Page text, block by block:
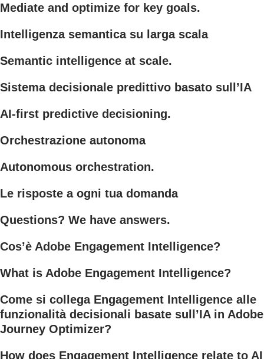
Mediate and optimize for key goals.
Intelligenza semantica su larga scala
Semantic intelligence at scale.
Sistema decisionale predittivo basato sull’IA
AI-first predictive decisioning.
Orchestrazione autonoma
Autonomous orchestration.
Le risposte a ogni tua domanda
Questions? We have answers.
Cos’è Adobe Engagement Intelligence?
What is Adobe Engagement Intelligence?
Come si collega Engagement Intelligence alle
funzionalità decisionali basate sull’IA in Adobe
Journey Optimizer?
How does Engagement Intelligence relate to AI